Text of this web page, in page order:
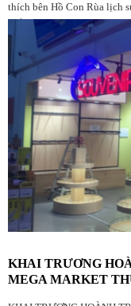
thích bên Hồ Con Rùa lịch
thất
KHAI TRƯƠNG
MEGA MARKET